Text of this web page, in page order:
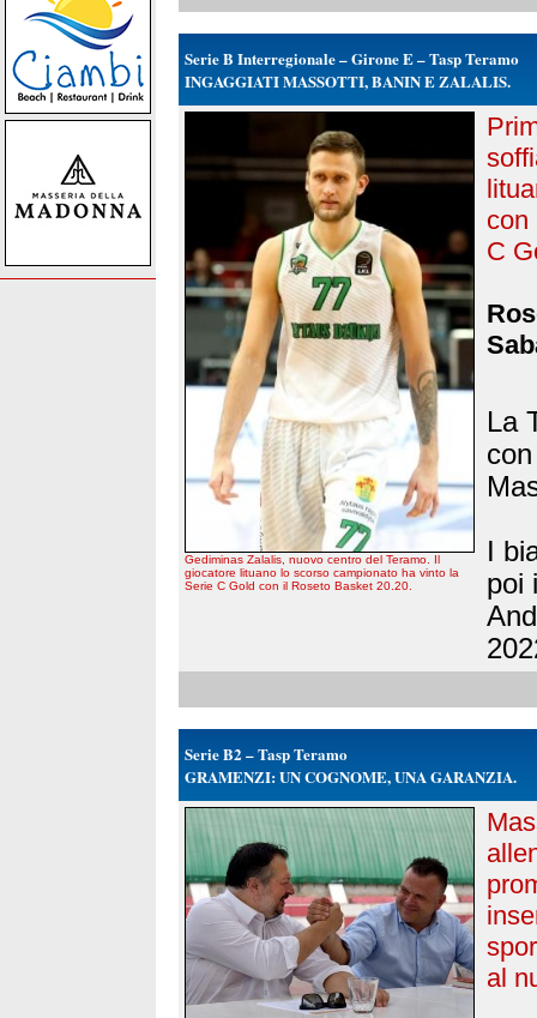
Serie B Interregionale – Girone E – Tasp Teramo
INGAGGIATI MASSOTTI, BANIN E ZALALIS.
Gediminas Zalalis, nuovo centro del Teramo. Il
giocatore lituano lo scorso campionato ha vinto la
Serie C Gold con il Roseto Basket 20.20.
C
La
I
poi
Serie B2 – Tasp Teramo
GRAMENZI: UN COGNOME, UNA GARANZIA.
al